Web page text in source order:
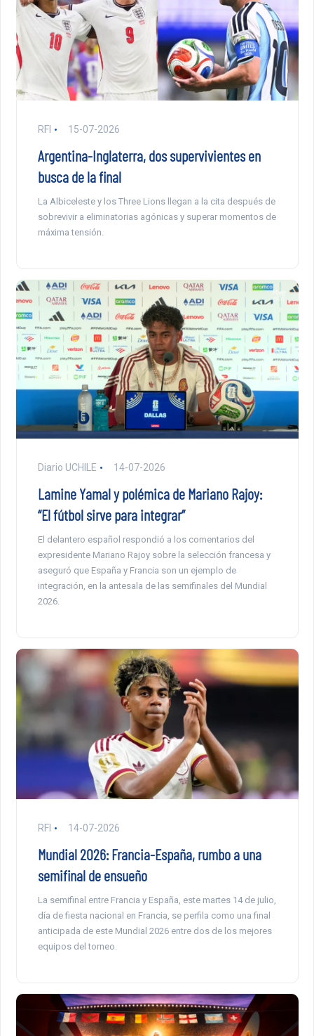
RFI 15-07-2026
Argentina-Inglaterra, dos supervivientes en
busca de la final
La Albiceleste y los Three Lions llegan a la cita después de
sobrevivir a eliminatorias agónicas y superar momentos de
máxima tensión.
Diario UCHILE 14-07-2026
Lamine Yamal y polémica de Mariano Rajoy:
“El fútbol sirve para integrar”
El delantero español respondió a los comentarios del
expresidente Mariano Rajoy sobre la selección francesa y
aseguró que España y Francia son un ejemplo de
integración, en la antesala de las semifinales del Mundial
2026.
RFI 14-07-2026
Mundial 2026: Francia-España, rumbo a una
semifinal de ensueño
La semifinal entre Francia y España, este martes 14 de julio,
día de fiesta nacional en Francia, se perfila como una final
anticipada de este Mundial 2026 entre dos de los mejores
equipos del torneo.